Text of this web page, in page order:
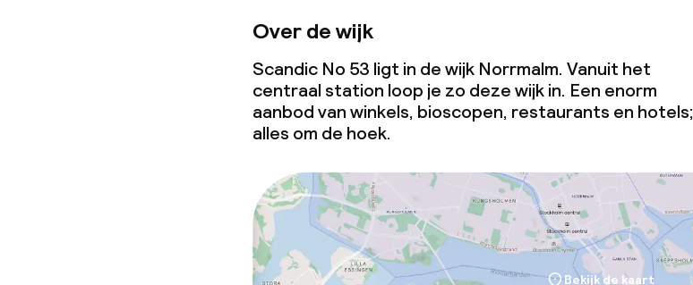
Over de wijk
Scandic No 53 ligt in de wijk Norrmalm. Vanuit het
centraal station loop je zo deze wijk in. Een enorm
aanbod van winkels, bioscopen, restaurants en hotels;
alles om de hoek.
Bekijk de kaart